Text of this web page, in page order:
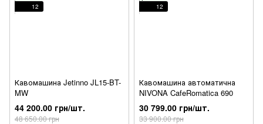
12
Кавомашина Jetinno JL15-BT-
MW
44 200.00 грн/шт.
48 650.00 грн
12
Кавомашина автоматична
NIVONA CafeRomatica 690
30 799.00 грн/шт.
33 900.00 грн